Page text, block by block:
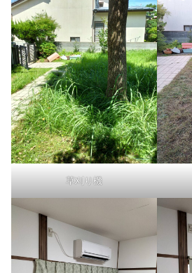
草刈り機